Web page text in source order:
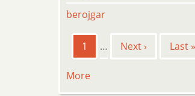
berojgar
Pagination
Current
page
1 …
Next
Next ›
Last
Last »
More